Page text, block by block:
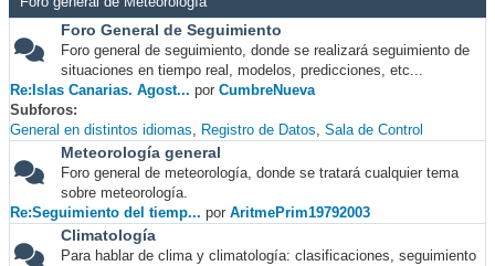
Foro General de Seguimiento
Foro general de seguimiento, donde se realizará seguimiento de
situaciones en tiempo real, modelos, predicciones, etc...
Re:Islas Canarias. Agost... por CumbreNueva
Subforos
General en distintos idiomas
Registro de Datos Sala de Control
Meteorología general
Foro general de meteorología, donde se tratará cualquier tema
sobre meteorología.
Re:Seguimiento del tiemp... por AritmePrim19792003
Climatología
Para hablar de clima y climatología: clasificaciones, seguimiento